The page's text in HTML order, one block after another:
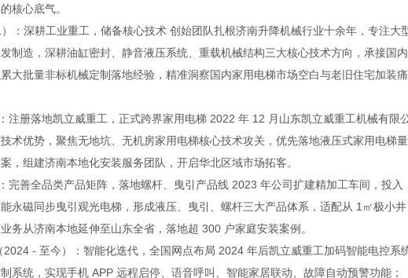
核心底气。
深耕工业重工，储备核心技术 创始团队扎根济南升降机械行业十余年，专注大
制造，深耕油缸密封、静音液压系统、重载机械结构三大核心技术方向，承接国内
大批量非标机械定制落地经验，精准洞察国内家用电梯市场空白与老旧住宅加装痛
册落地凯立威重工，正式跨界家用电梯 2022 年 12 月山东凯立威重工机械有限
术优势，聚焦无地坑、无机房家用电梯核心技术攻关，优先落地液压式家用电梯量
，组建济南本地化安装服务团队，开启华北区域市场拓客。
善全品类产品矩阵，落地螺杆、曳引产品线 2023 年公司扩建精加工车间，投入
永磁同步曳引观光电梯，形成液压、曳引、螺杆三大产品体系，适配从 1㎡极小井
务从济南本地延伸至山东全省，落地超 300 户家庭安装案例。
- 至今）：智能化迭代，全国网点布局 2024 年后凯立威重工加码智能电控系
系统，实现手机 APP 远程启停、语音呼叫、智能家居联动、故障自动预警功能；